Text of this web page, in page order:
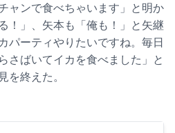
ャンで食べちゃいます」と明か
！」、矢本も「俺も！」と矢継
パーティやりたいですね。毎日
さばいてイカを食べました」と
を終えた。